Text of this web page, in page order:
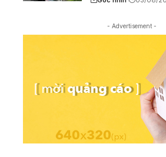
- Advertisement -